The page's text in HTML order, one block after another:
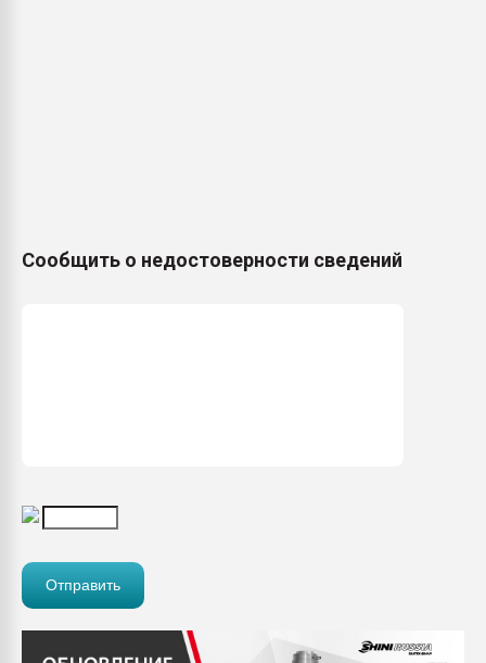
Сообщить о недостоверности сведений